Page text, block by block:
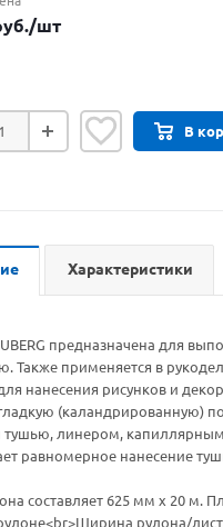
/шт
В
Характеристики
предназначена для
Также применяется в
нанесения рисунков и
(каландрированную)
тушью, линером,
равномерное нанесение
составляет 625 мм х 20 м.
рулона/